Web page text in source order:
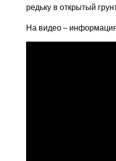
редьку в открытый
На видео –